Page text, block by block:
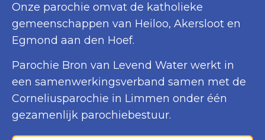
Onze parochie omvat de katholieke
gemeenschappen van Heiloo, Akersloot en
Egmond aan den Hoef.
Parochie Bron van Levend Water werkt in
een samenwerkingsverband samen met de
Corneliusparochie in Limmen onder één
gezamenlijk parochiebestuur.